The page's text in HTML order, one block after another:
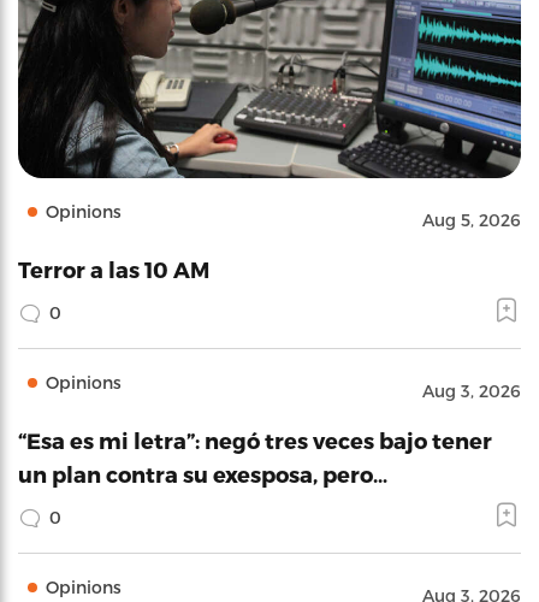
Opinions Aug 5, 2026
Terror a las 10 AM
0
Opinions Aug 3, 2026
“Esa es mi letra”: negó tres veces bajo tener
un plan contra su exesposa, pero…
0
Opinions Aug 3, 2026